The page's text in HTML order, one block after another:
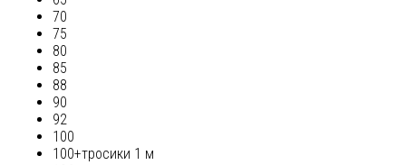
70
75
80
85
88
90
92
100
100+тросики 1 м